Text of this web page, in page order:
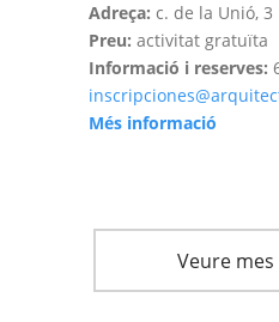
Adreça: c. de la Unió, 3
Preu: activitat gratuïta
Informació i reserves:
Més informació
Veure